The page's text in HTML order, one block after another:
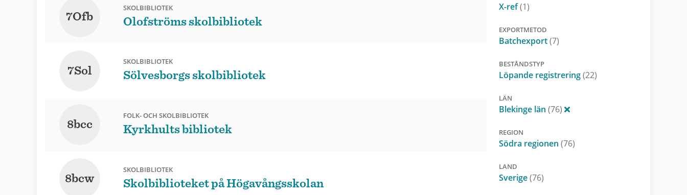
7Ofb
SKOLBIBLIOTEK
Olofströms skolbibliotek
7Sol
SKOLBIBLIOTEK
Sölvesborgs skolbibliotek
8bcc
FOLK- OCH SKOLBIBLIOTEK
Kyrkhults bibliotek
8bcw
SKOLBIBLIOTEK
Skolbiblioteket på Högavångsskolan
X-ref(1)
EXPORTMETOD
Batchexport(7)
BESTÅNDSTYP
Löpande registrering(22)
LÄN
Blekinge län (76)
REGION
Södra regionen (76)
LAND
Sverige(76)